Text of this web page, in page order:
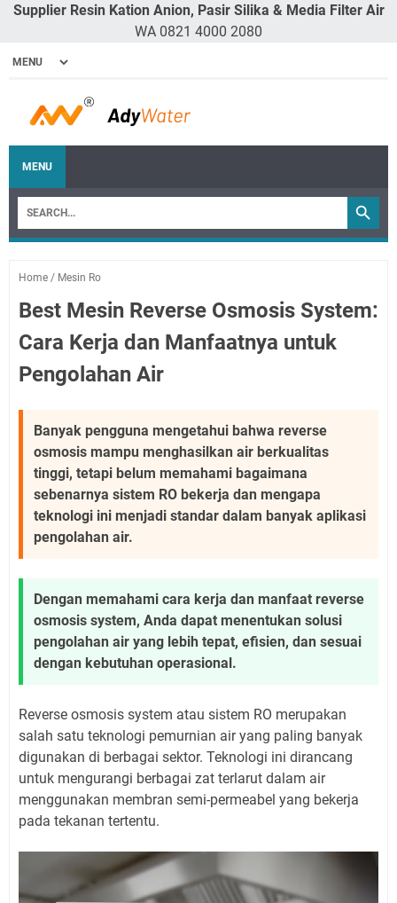
Supplier Resin Kation Anion, Pasir Silika & Media Filter Air
WA 0821 4000 2080
MENU
Home / Mesin Ro
Best Mesin Reverse Osmosis System:
Cara Kerja dan Manfaatnya untuk
Pengolahan Air
Banyak pengguna mengetahui bahwa reverse
osmosis mampu menghasilkan air berkualitas
tinggi, tetapi belum memahami bagaimana
sebenarnya sistem RO bekerja dan mengapa
teknologi ini menjadi standar dalam banyak aplikasi
pengolahan air.
Dengan memahami cara kerja dan manfaat reverse
osmosis system, Anda dapat menentukan solusi
pengolahan air yang lebih tepat, efisien, dan sesuai
dengan kebutuhan operasional.
Reverse osmosis system atau sistem RO merupakan
salah satu teknologi pemurnian air yang paling banyak
digunakan di berbagai sektor. Teknologi ini dirancang
untuk mengurangi berbagai zat terlarut dalam air
menggunakan membran semi-permeabel yang bekerja
pada tekanan tertentu.